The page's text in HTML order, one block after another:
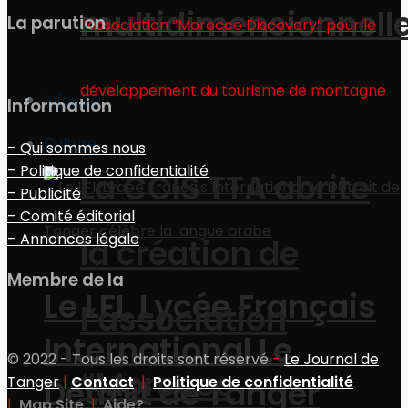
Infos 24
Culture
Le LFI, Lycée Français
International Le
Détroit de Tanger
La CCIS TTA abrite
la création de
l’association
“Morocco
La parution
Information
– Qui sommes nous
– Politique de confidentialité
– Publicité
– Comité éditorial
– Annonces légale
Membre de la
© 2022 - Tous les droits sont réservé-Le Journal de
Tanger | Contact |Politique de confidentialité